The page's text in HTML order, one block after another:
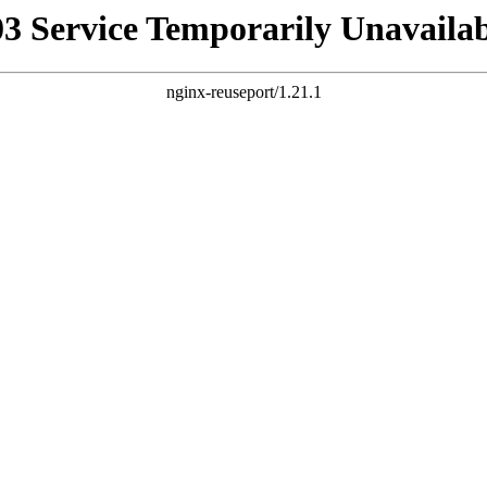
Service Temporarily
nginx-reuseport/1.21.1